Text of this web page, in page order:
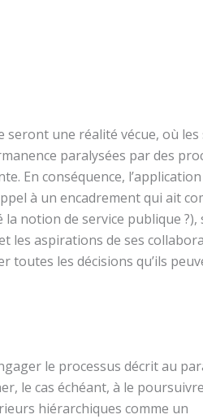
une réalité vécue, où les
paralysées par des
En conséquence,
à un encadrement qui ait
notion de service publique ?),
les aspirations de ses
toutes les décisions qu’ils
le processus décrit au
le cas échéant, à le
hiérarchiques comme un